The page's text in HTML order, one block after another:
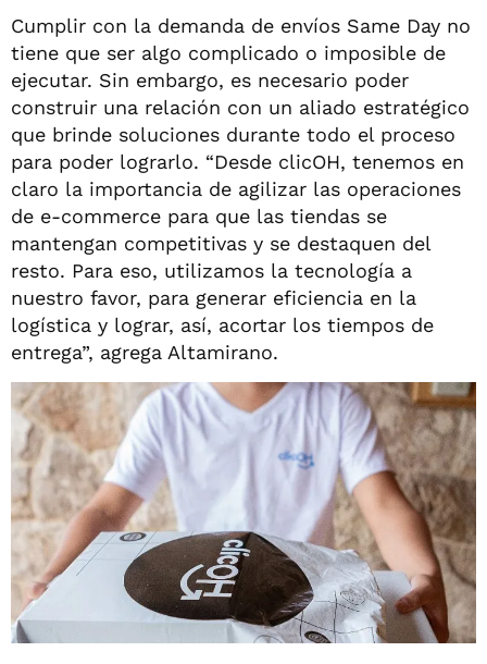
Cumplir con la demanda de envíos Same Day no
tiene que ser algo complicado o imposible de
ejecutar. Sin embargo, es necesario poder
construir una relación con un aliado estratégico
que brinde soluciones durante todo el proceso
para poder lograrlo. “Desde clicOH, tenemos en
claro la importancia de agilizar las operaciones
de e-commerce para que las tiendas se
mantengan competitivas y se destaquen del
resto. Para eso, utilizamos la tecnología a
nuestro favor, para generar eficiencia en la
logística y lograr, así, acortar los tiempos de
entrega”, agrega Altamirano.